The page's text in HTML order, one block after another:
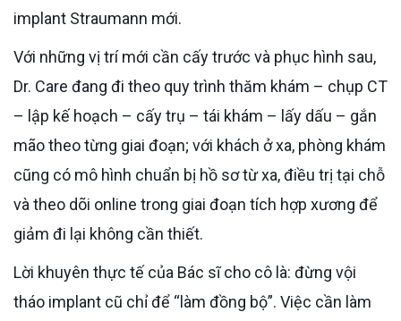
implant Straumann mới.
Với những vị trí mới cần cấy trước và phục hình sau,
Dr. Care đang đi theo quy trình thăm khám – chụp CT
– lập kế hoạch – cấy trụ – tái khám – lấy dấu – gắn
mão theo từng giai đoạn; với khách ở xa, phòng khám
cũng có mô hình chuẩn bị hồ sơ từ xa, điều trị tại chỗ
và theo dõi online trong giai đoạn tích hợp xương để
giảm đi lại không cần thiết.
Lời khuyên thực tế của Bác sĩ cho cô là: đừng vội
tháo implant cũ chỉ để “làm đồng bộ”. Việc cần làm